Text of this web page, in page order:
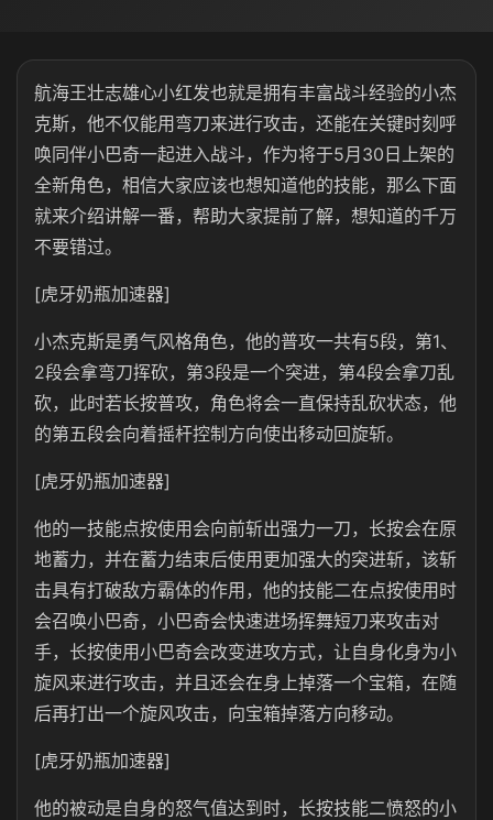
航海王壮志雄心小红发也就是拥有丰富战斗经验的小杰
克斯，他不仅能用弯刀来进行攻击，还能在关键时刻呼
唤同伴小巴奇一起进入战斗，作为将于5月30日上架的
全新角色，相信大家应该也想知道他的技能，那么下面
就来介绍讲解一番，帮助大家提前了解，想知道的千万
不要错过。
[虎牙奶瓶加速器]
小杰克斯是勇气风格角色，他的普攻一共有5段，第1、
2段会拿弯刀挥砍，第3段是一个突进，第4段会拿刀乱
砍，此时若长按普攻，角色将会一直保持乱砍状态，他
的第五段会向着摇杆控制方向使出移动回旋斩。
[虎牙奶瓶加速器]
他的一技能点按使用会向前斩出强力一刀，长按会在原
地蓄力，并在蓄力结束后使用更加强大的突进斩，该斩
击具有打破敌方霸体的作用，他的技能二在点按使用时
会召唤小巴奇，小巴奇会快速进场挥舞短刀来攻击对
手，长按使用小巴奇会改变进攻方式，让自身化身为小
旋风来进行攻击，并且还会在身上掉落一个宝箱，在随
后再打出一个旋风攻击，向宝箱掉落方向移动。
[虎牙奶瓶加速器]
他的被动是自身的怒气值达到时，长按技能二愤怒的小